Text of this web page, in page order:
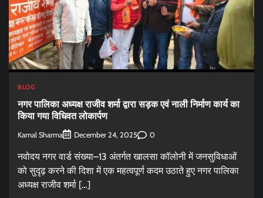
BLOG
नगर पालिका अध्यक्ष राजीव शर्मा द्वारा सड़क एवं नाली निर्माण कार्य का
किया गया विधिवत लोकार्पण
Kamal Sharma December 24, 2025 0
नवोदय नगर वार्ड संख्या–13 अंतर्गत खालसा कॉलोनी में जनसुविधाओं
को सुदृढ़ करने की दिशा में एक महत्वपूर्ण कदम उठाते हुए नगर पालिका
अध्यक्ष राजीव शर्मा […]